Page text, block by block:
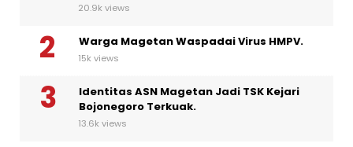
20.9k views
Warga Magetan Waspadai Virus HMPV.
15k views
Identitas ASN Magetan Jadi TSK Kejari
Bojonegoro Terkuak.
13.6k views